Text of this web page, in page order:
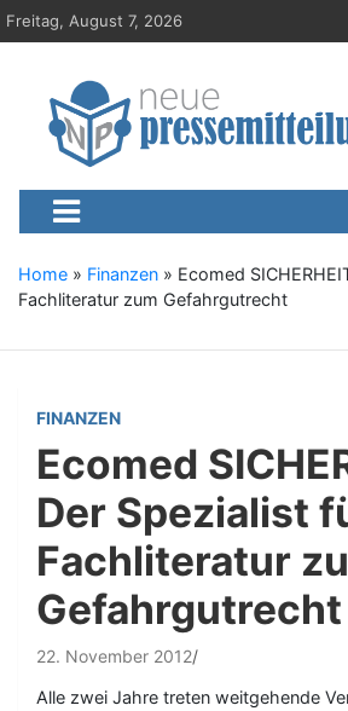
S
k
Freitag, August 7, 2026
Neue-
Presseportal, Nachrichten, News,
Home » Finanzen » Ecomed
Fachliteratur zum Gefahrgutrecht
FINANZEN
Ecomed
Der Spezialist
Fachliteratur
Gefahrgutrecht
22. November 2012
Alle zwei Jahre treten weitgehende